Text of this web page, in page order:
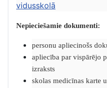
vidusskolā
Nepieciešamie dokumenti:
personu apliecinošs
apliecība par vispārējo
izraksts
skolas medicīnas karte